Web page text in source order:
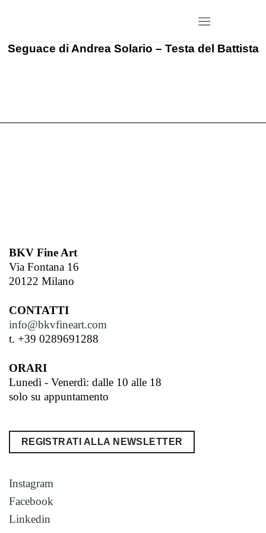
Seguace di Andrea Solario – Testa del Battista
BKV Fine Art
Via Fontana 16
20122 Milano
CONTATTI
info@bkvfineart.com
t. +39 0289691288
ORARI
Lunedì - Venerdì: dalle 10 alle 18
solo su appuntamento
REGISTRATI ALLA NEWSLETTER
Instagram
Facebook
Linkedin